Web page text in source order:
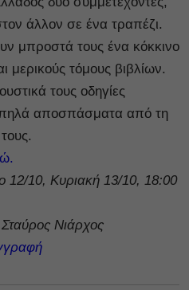
άλλον σε ένα τραπέζι.
μπροστά τους ένα κόκκινο
μερικούς τόμους βιβλίων.
τους οδηγίες
αποσπάσματα από τη
12/10, Κυριακή 13/10, 18:00
Νιάρχος